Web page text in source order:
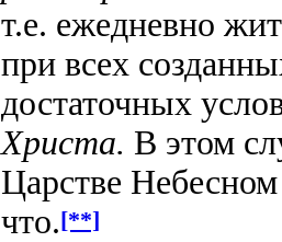
т.е. ежедневно
при всех
достаточных
Христа. В этом
Царстве Небесном
что.[**]